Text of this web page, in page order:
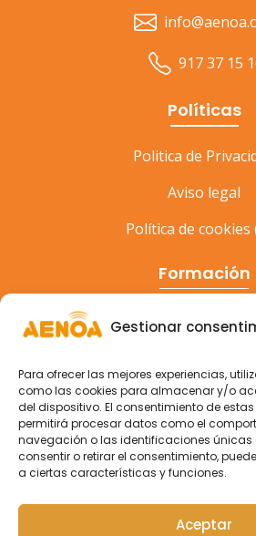
Gestionar
Para ofrecer las mejores experiencias,
como las cookies para almacenar y/o
del dispositivo. El consentimiento de
permitirá procesar datos como el
navegación o las identificaciones únicas
consentir o retirar el consentimiento,
a ciertas características y funciones.
Aceptar
917 37 15
Políticas
Politica de
Aviso legal
Política de cookies
Formación
Cursos
Congreso